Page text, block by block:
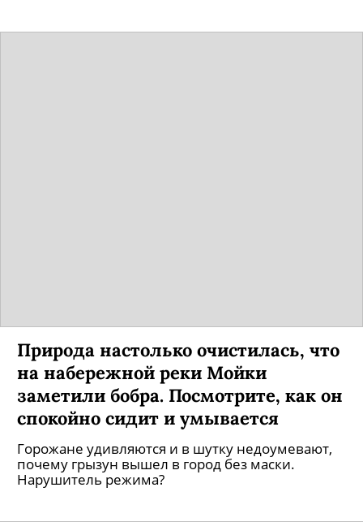
Природа настолько очистилась, что
на набережной реки Мойки
заметили бобра. Посмотрите, как он
спокойно сидит и умывается
Горожане удивляются и в шутку недоумевают,
почему грызун вышел в город без маски.
Нарушитель режима?